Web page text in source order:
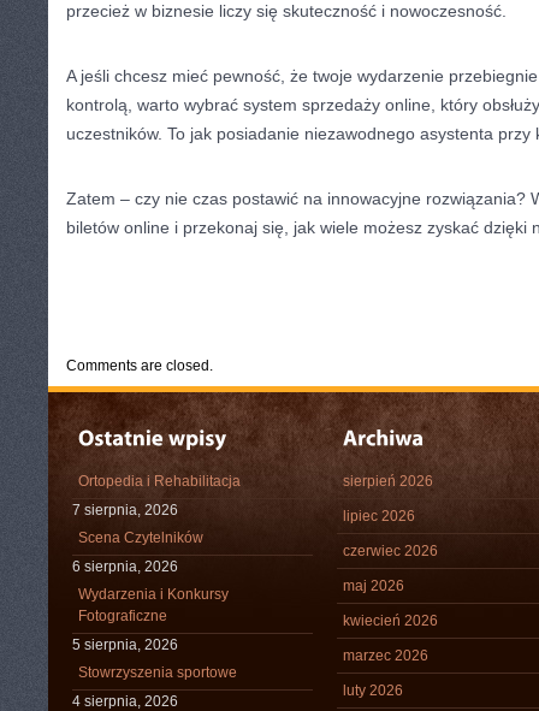
przecież w biznesie liczy się skuteczność i nowoczesność.
A jeśli chcesz mieć pewność, że twoje wydarzenie przebiegnie
kontrolą, warto wybrać system sprzedaży online, który
uczestników. To jak posiadanie niezawodnego asystenta
Zatem – czy nie czas postawić na innowacyjne rozwiązania?
biletów online i przekonaj się, jak wiele możesz zyskać dzięki
Comments are closed.
Ortopedia i Rehabilitacja
7 sierpnia, 2026
Scena Czytelników
6 sierpnia, 2026
Wydarzenia i Konkursy
Fotograficzne
5 sierpnia, 2026
Stowrzyszenia sportowe
4 sierpnia, 2026
sierpień 2026
lipiec 2026
czerwiec 2026
maj 2026
kwiecień 2026
marzec 2026
luty 2026